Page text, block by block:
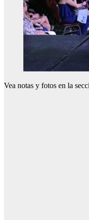
Vea notas y fotos en la